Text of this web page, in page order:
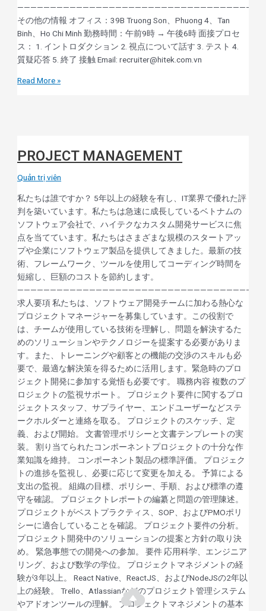
その他の情報 オフィス：39B Truong Son、Phuong 4、Tan
Binh、Ho Chi Minh 勤務時間：午前9時 → 午後6時 面接プロセ
ス： 1. イントロダクション 2. 視点について話す 3. テスト 4.
質疑応答 5. 終了 接触 Email: recruiter@hitek.com.vn
Read More »
PROJECT MANAGEMENT
Quản trị viên
私たちは誰ですか？ 5年以上の経験を有し、IT業界で優れた評
判を築いています。私たちは急速に成長しているベトナムの
ソフトウェア会社で、ハイテクなカスタム開発サービスに焦
点を当てています。私たちはさまざまな規模のスタートアッ
プや企業にソフトウェア製品を提供してきました。最新の技
術、フレームワーク、ツールを使用してコーディング時間を
短縮し、巨額のコストを節約します。
求人要項 私たちは、ソフトウェア開発チームに加わる熱心な
プロジェクトマネージャーを募集しています。この役割で
は、チームが使用している技術を理解し、問題を解決するた
めのソリューションやテクノロジーを提案する必要がありま
す。また、トレーニングや顧客との機能の交渉のスキルも必
要で、最適な解決策を得るために活用します。緊急時のプロ
ジェクト開発に参加する覚悟も必要です。 職務内容 複数のプ
ロジェクトの監視サポート。 プロジェクト要件に関するプロ
ジェクトスタッフ、サプライヤー、エンドユーザーなどステ
ークホルダーと連絡を取る。 プロジェクトのスケッチ、定
義、および開始。 文書管理ポリシーと文書テンプレートの実
装。 割り当てられたコンポーネントプロジェクトの十分な作
業知識を維持。 コンポーネント製品の標準評価。 プロジェク
トの進捗を監視し、必要に応じて変更を加える。 予算による
支出の監視。 組織の目標、ポリシー、手順、および標準の遵
守を確認。 プロジェクトレポートの編纂と問題の管理陳述。
プロジェクトがベストプラクティス、SOP、およびPMOポリ
シーに適合していることを確認。 プロジェクト要件の分析。
プロジェクト開発中のソリューションの提案と方針の取り決
め。 緊急事態での開発への参加。 要件 応用科学、エンジニア
リング、および数学の学位。 プロジェクトマネジメントの経
験が3年以上。 React Native、ReactJS、およびNodeJSの2年以
上の経験。 Trello、Atlassianなどのプロジェクト管理システム
やアドオンツールの理解。 プロジェクトマネジメントの基本